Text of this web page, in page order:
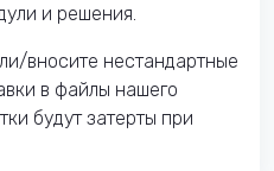
и решения.
вносите нестандартные
в файлы нашего
будут затерты при